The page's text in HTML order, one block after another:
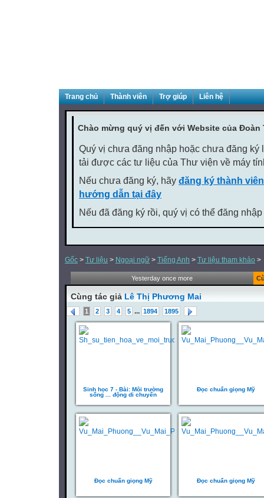
Trang chủ Thành viên Trợ giúp Liên hệ
Chào mừng quý vị đến với Website của Đoàn
Quý vị chưa đăng nhập hoặc chưa đăng ký
tải được các tư liệu của Thư viện về máy
Nếu chưa đăng ký, hãy đăng ký thành
hướng dẫn tại đây
Nếu đã đăng ký rồi, quý vị có thể đăng
Gốc > Tư liệu > Ngoại ngữ > Tiếng Anh > Tư liệu tham khảo >
Yesterday once more
Cùng tác giả Lê Thị Phương Mai
1 2 3 4 5 ... 1894 1895
Sinh học 7 - Bài: Môi trường
sống ... động di chuyển
Đọc chuẩn giọng Mỹ
Đọc chuẩn giọng Mỹ Đọc chuẩn giọng Mỹ